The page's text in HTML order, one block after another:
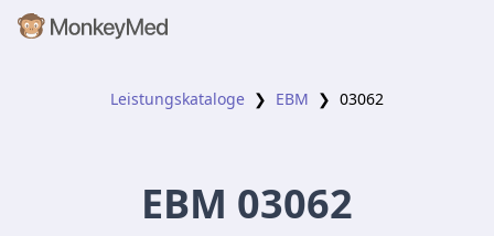
Leistungskataloge ❯ EBM ❯ 03062
EBM 03062